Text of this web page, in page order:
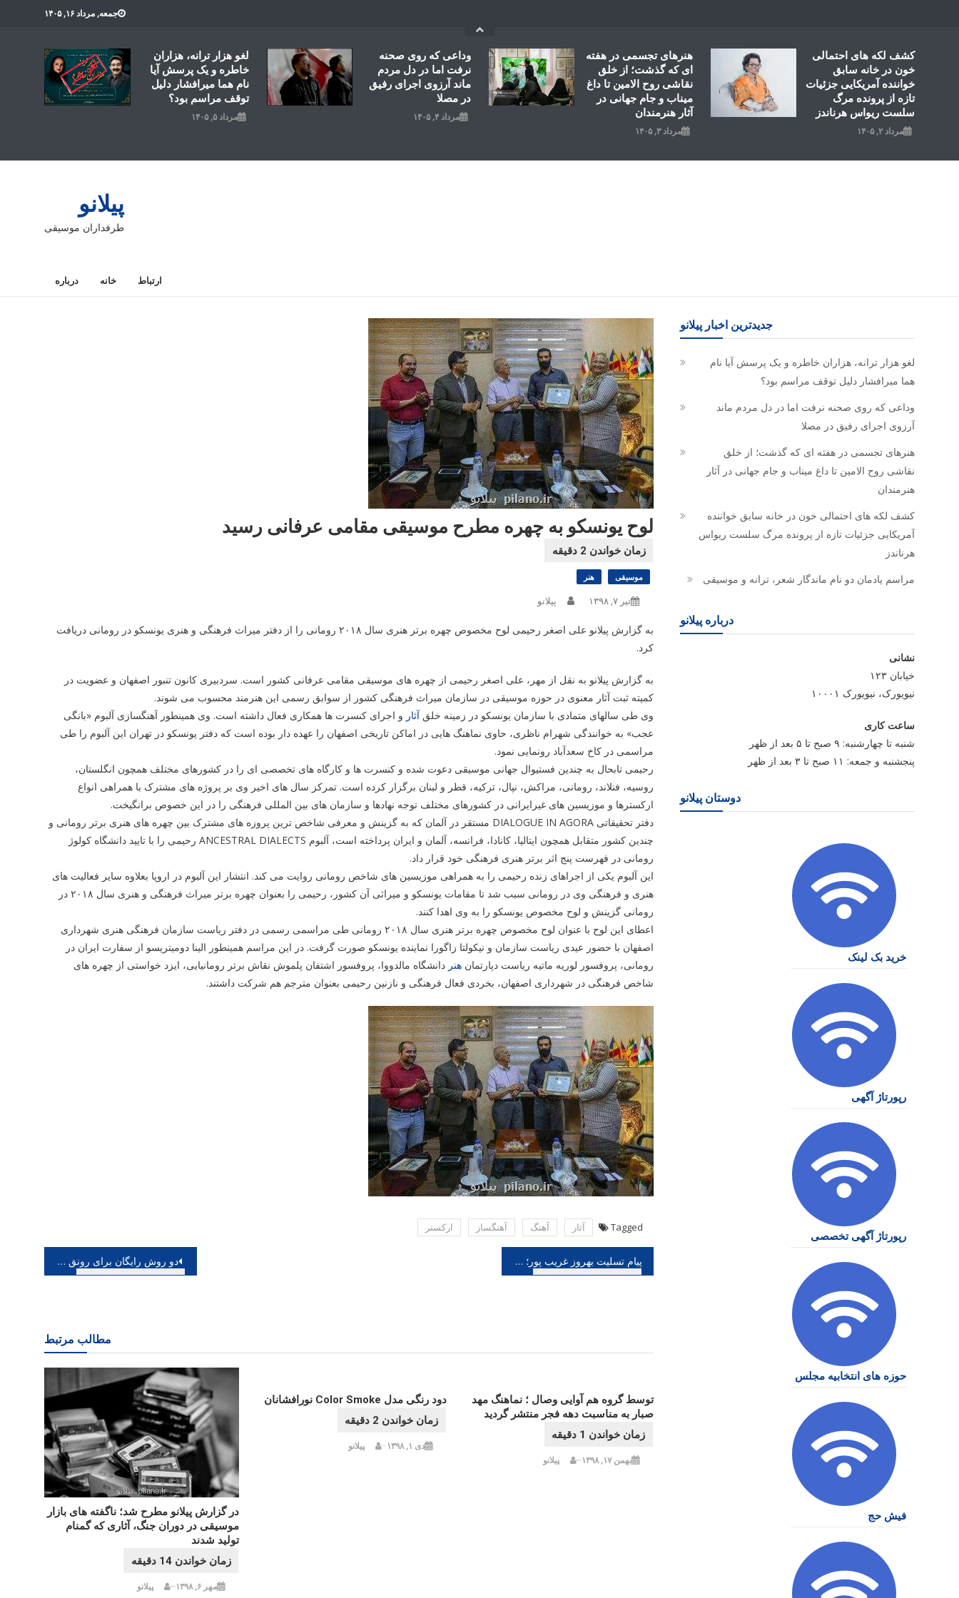
جمعه, مرداد ۱۶, ۱۴۰۵
لغو هزار ترانه، هزاران
خاطره و یک پرسش آیا
نام هما میرافشار دلیل
توقف مراسم بود؟
مرداد ۵, ۱۴۰۵
وداعی که روی صحنه
نرفت اما در دل مردم
ماند آرزوی اجرای رفیق
در مصلا
مرداد ۴, ۱۴۰۵
هنرهای تجسمی در هفته
ای که گذشت؛ از خلق
نقاشی روح الامین تا داغ
میناب و جام جهانی در
آثار هنرمندان
مرداد ۳, ۱۴۰۵
کشف لکه های احتمالی
خون در خانه سابق
خواننده آمریکایی جزئیات
تازه از پرونده مرگ
سلست ریواس هرناندز
مرداد ۲, ۱۴۰۵
پیلانو
طرفداران موسیقی
ارتباط خانه درباره
لوح یونسکو به چهره مطرح موسیقی مقامی عرفانی رسید
موسیقی هنر
تیر ۷, ۱۳۹۸ پیلانو
به گزارش پیلانو علی اصغر رحیمی لوح مخصوص چهره برتر هنری سال ۲۰۱۸ رومانی را از دفتر میراث فرهنگی و هنری یونسکو در رومانی دریافت
کرد.
به گزارش پیلانو به نقل از مهر، علی اصغر رحیمی از چهره های موسیقی مقامی عرفانی کشور است. سردبیری کانون تنبور اصفهان و عضویت در
کمیته ثبت آثار معنوی در حوزه موسیقی در سازمان میراث فرهنگی کشور از سوابق رسمی این هنرمند محسوب می شوند.
وی طی سالهای متمادی با سازمان یونسکو در زمینه خلقآثار و اجرای کنسرت ها همکاری فعال داشته است. وی همینطور آهنگسازی آلبوم «بانگی
عجب» به خوانندگی شهرام ناظری، حاوی نماهنگ هایی در اماکن تاریخی اصفهان را عهده دار بوده است که دفتر یونسکو در تهران این آلبوم را طی
مراسمی در کاخ سعدآباد رونمایی نمود.
رحیمی تابحال به چندین فستیوال جهانی موسیقی دعوت شده و کنسرت ها و کارگاه های تخصصی ای را در کشورهای مختلف همچون انگلستان،
روسیه، فنلاند، رومانی، مراکش، نپال، ترکیه، قطر و لبنان برگزار کرده است. تمرکز سال های اخیر وی بر پروژه های مشترک با همراهی انواع
ارکسترها و موزیسین های غیرایرانی در کشورهای مختلف توجه نهادها و سازمان های بین المللی فرهنگی را در این خصوص برانگیخت.
دفتر تحقیقاتی DIALOGUE IN AGORA مستقر در آلمان که به گزینش و معرفی شاخص ترین پروزه های مشترک بین چهره های هنری برتر رومانی و
چندین کشور متقابل همچون ایتالیا، کانادا، فرانسه، آلمان و ایران پرداخته است، آلبوم ANCESTRAL DIALECTS رحیمی را با تایید دانشگاه کولوژ
رومانی در فهرست پنج اثر برتر هنری فرهنگی خود قرار داد.
این آلبوم یکی از اجراهای زنده رحیمی را به همراهی موزیسین های شاخص رومانی روایت می کند. انتشار این آلبوم در اروپا بعلاوه سایر فعالیت های
هنری و فرهنگی وی در رومانی سبب شد تا مقامات یونسکو و میراثی آن کشور، رحیمی را بعنوان چهره برتر میراث فرهنگی و هنری سال ۲۰۱۸ در
رومانی گزینش و لوح مخصوص یونسکو را به وی اهدا کنند.
اعطای این لوح با عنوان لوح مخصوص چهره برتر هنری سال ۲۰۱۸ رومانی طی مراسمی رسمی در دفتر ریاست سازمان فرهنگی هنری شهرداری
اصفهان با حضور عیدی ریاست سازمان و نیکولتا زاگورا نماینده یونسکو صورت گرفت. در این مراسم همینطور الینا دومیتریسو از سفارت ایران در
رومانی، پروفسور لوریه ماتیه ریاست دپارتمان هنر دانشگاه مالدووا، پروفسور اشتفان پلموش نقاش برتر رومانیایی، ایزد خواستی از چهره های
شاخص فرهنگی در شهرداری اصفهان، بخردی فعال فرهنگی و نازنین رحیمی بعنوان مترجم هم شرکت داشتند.
Tagged آثار آهنگ آهنگساز اركستر
راهبری
دو روش رایگان برای رونق کسب و کار پیام تسلیت بهروز غریب پور؛ تجلیل از یک صدای بی نظیر، هنر اسحاق انور فراموش نمی گردد
مطالب مرتبط
در گزارش پیلانو مطرح شد؛ ناگفته های بازار
موسیقی در دوران جنگ، آثاری که گمنام
تولید شدند
مهر ۶, ۱۳۹۸ پیلانو
دود رنگی مدل Color Smoke نورافشانان
دی ۱, ۱۳۹۸ پیلانو
توسط گروه هم آوایی وصال ؛ نماهنگ مهد
صبار به مناسبت دهه فجر منتشر گردید
بهمن ۱۷, ۱۳۹۸ پیلانو
جدیدترین اخبار پیلانو
لغو هزار ترانه، هزاران خاطره و یک پرسش آیا نام
هما میرافشار دلیل توقف مراسم بود؟
وداعی که روی صحنه نرفت اما در دل مردم ماند
آرزوی اجرای رفیق در مصلا
هنرهای تجسمی در هفته ای که گذشت؛ از خلق
نقاشی روح الامین تا داغ میناب و جام جهانی در آثار
هنرمندان
کشف لکه های احتمالی خون در خانه سابق خواننده
آمریکایی جزئیات تازه از پرونده مرگ سلست ریواس
هرناندز
مراسم یادمان دو نام ماندگار شعر، ترانه و موسیقی
درباره پیلانو
نشانی
خیابان ۱۲۳
نیویورک، نیویورک ۱۰۰۰۱
ساعت کاری
شنبه تا چهارشنبه: ۹ صبح تا ۵ بعد از ظهر
پنجشنبه و جمعه: ۱۱ صبح تا ۳ بعد از ظهر
دوستان پیلانو
خرید بک لینک
رپورتاژ آگهی
رپورتاژ آگهی تخصصی
حوزه های انتخابیه مجلس
فیش حج